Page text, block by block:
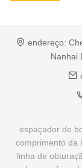
endereço:
Nanhai
espaçador de
comprimento da
linha de